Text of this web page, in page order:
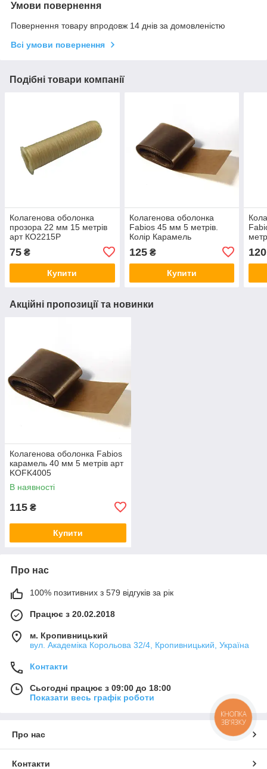
Умови повернення
Повернення товару впродовж 14 днів за домовленістю
Всі умови повернення
Подібні товари компанії
Колагенова оболонка
прозора 22 мм 15 метрів
арт КО2215P
75 ₴
Купити
Колагенова оболонка
Fabios 45 мм 5 метрів.
Колір Карамель
125₴
Купити
120
Акційні пропозиції та новинки
Колагенова оболонка Fabios
карамель 40 мм 5 метрів арт
KOFK4005
В наявності
115 ₴
Купити
Про нас
100% позитивних з 579 відгуків за рік
Працює з 20.02.2018
м. Кропивницький
вул. Академіка Корольова 32/4, Кропивницький, Україна
Контакти
Сьогодні працює з 09:00 до 18:00
Показати весь графік роботи
Про нас
Контакти
КНОПКА
ЗВ'ЯЗКУ